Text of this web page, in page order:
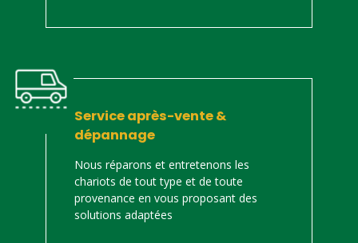
Service après-vente &
dépannage
Nous réparons et entretenons les
chariots de tout type et de toute
provenance en vous proposant des
solutions adaptées